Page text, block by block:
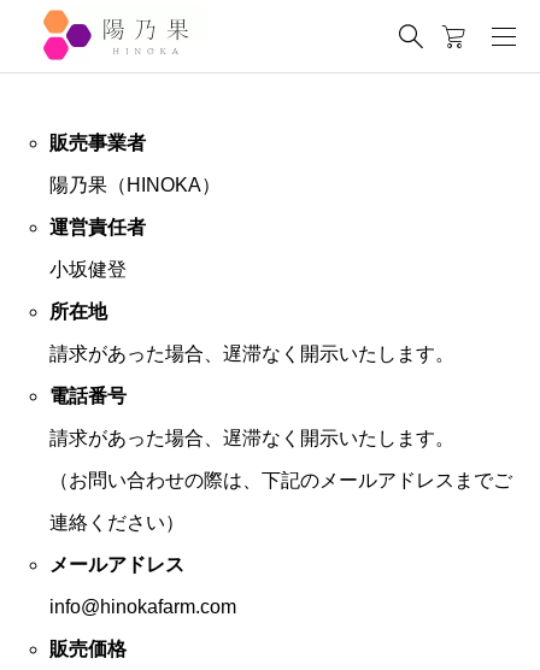
販売事業者
陽乃果（HINOKA）
運営責任者
小坂健登
所在地
請求があった場合、遅滞なく開示いたします。
電話番号
請求があった場合、遅滞なく開示いたします。
（お問い合わせの際は、下記のメールアドレスまでご
連絡ください）
メールアドレス
info@hinokafarm.com
販売価格